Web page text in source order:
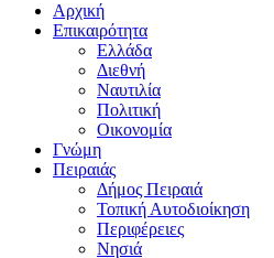
Αρχική
Επικαιρότητα
Ελλάδα
Διεθνή
Ναυτιλία
Πολιτική
Οικονομία
Γνώμη
Πειραιάς
Δήμος Πειραιά
Τοπική Αυτοδιοίκηση
Περιφέρειες
Νησιά